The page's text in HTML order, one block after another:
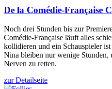
De la Comédie-Française
Noch drei Stunden bis zur
Comédie-Française läuft alles
kollidieren und ein Schauspieler
Nina bleiben nur wenige Stunden,
Nerven zu retten.
zur Detailseite